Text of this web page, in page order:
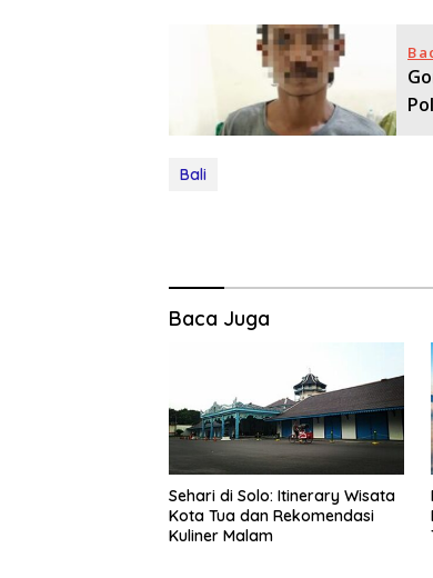
Bali
Baca Juga
Sehari di Solo: Itinerary Wisata
Kota Tua dan Rekomendasi
Kuliner Malam